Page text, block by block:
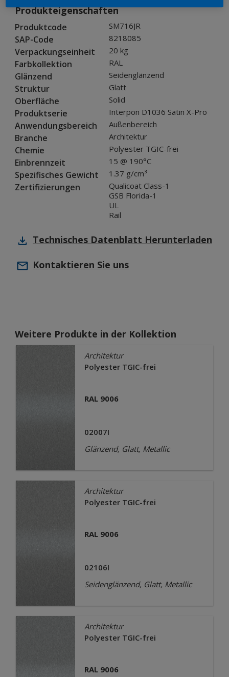
Produkteigenschaften
Produktcode SM716JR
SAP-Code 8218085
Verpackungseinheit 20 kg
Farbkollektion RAL
Glänzend Seidenglänzend
Struktur Glatt
Oberfläche Solid
Produktserie Interpon D1036 Satin X-Pro
Anwendungsbereich Außenbereich
Branche Architektur
Chemie Polyester TGIC-frei
Einbrennzeit 15 @ 190°C
Spezifisches Gewicht 1.37 g/cm³
Zertifizierungen
Qualicoat Class-1
GSB Florida-1
UL
Rail
Technisches Datenblatt Herunterladen
Kontaktieren Sie uns
Weitere Produkte in der Kollektion
Architektur
Polyester TGIC-frei
RAL 9006
02007I
Glänzend, Glatt, Metallic
Architektur
Polyester TGIC-frei
RAL 9006
02106I
Seidenglänzend, Glatt, Metallic
Architektur
Polyester TGIC-frei
RAL 9006